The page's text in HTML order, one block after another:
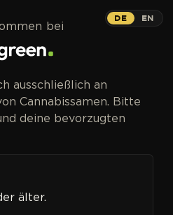
DE EN
bei
ausschließlich an
Cannabissamen. Bitte
deine bevorzugten
älter.